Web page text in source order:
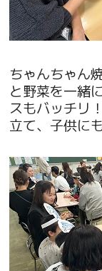
ちゃんちゃん
と野菜を一緒
スもバッチリ
立て、子供に